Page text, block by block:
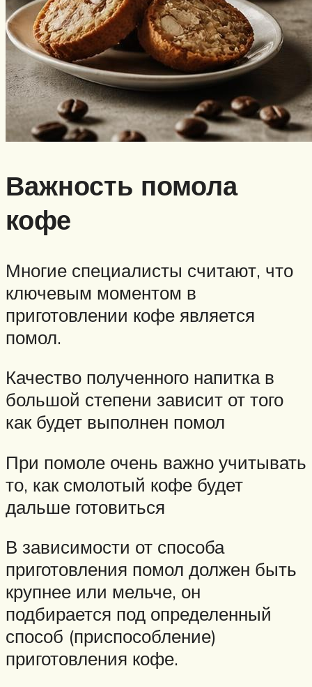
Важность помола
кофе
Многие специалисты считают, что
ключевым моментом в
приготовлении кофе является
помол.
Качество полученного напитка в
большой степени зависит от того
как будет выполнен помол
При помоле очень важно учитывать
то, как смолотый кофе будет
дальше готовиться
В зависимости от способа
приготовления помол должен быть
крупнее или мельче, он
подбирается под определенный
способ (приспособление)
приготовления кофе.